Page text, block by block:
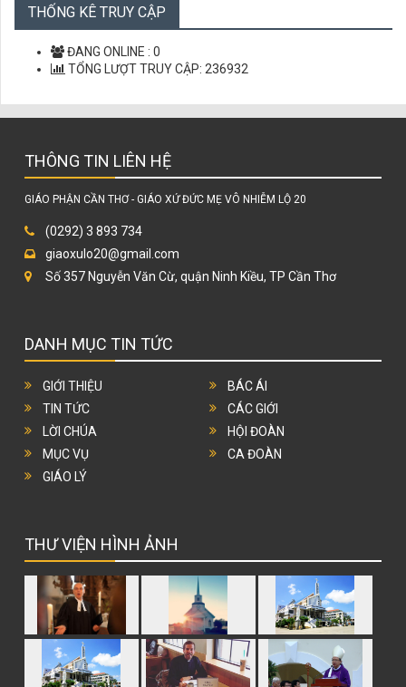
CÙNG HỌC LỜI CHÚA
LỜI CHÚA MỖI NGÀY
THỐNG KÊ TRUY CẬP
ĐANG ONLINE : 0
TỔNG LƯỢT TRUY CẬP: 236932
THÔNG TIN LIÊN HỆ
GIÁO PHẬN CẦN THƠ - GIÁO XỨ ĐỨC MẸ VÔ NHIỄM LỘ 20
(0292) 3 893 734
giaoxulo20@gmail.com
Số 357 Nguyễn Văn Cừ, quận Ninh Kiều, TP Cần Thơ
DANH MỤC TIN TỨC
GIỚI THIỆU
TIN TỨC
LỜI CHÚA
MỤC VỤ
GIÁO LÝ
BÁC ÁI
CÁC GIỚI
HỘI ĐOÀN
CA ĐOÀN
THƯ VIỆN HÌNH ẢNH